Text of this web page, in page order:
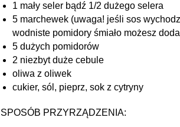
1 mały seler bądź 1/2 dużego selera
5 marchewek (uwaga! jeśli sos
wodniste pomidory śmiało możesz
5 dużych pomidorów
2 niezbyt duże cebule
oliwa z oliwek
cukier, sól, pieprz, sok z cytryny
SPOSÓB PRZYRZĄDZENIA: